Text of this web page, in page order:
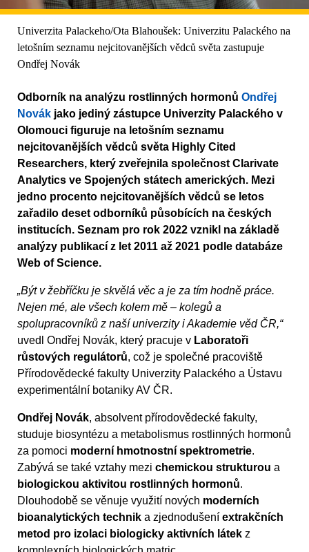
Univerzita Palackeho/Ota Blahoušek: Univerzitu Palackého na
letošním seznamu nejcitovanějších vědců světa zastupuje
Ondřej Novák
Odborník na analýzu rostlinných hormonů Ondřej
Novák jako jediný zástupce Univerzity Palackého v
Olomouci figuruje na letošním seznamu
nejcitovanějších vědců světa Highly Cited
Researchers, který zveřejnila společnost Clarivate
Analytics ve Spojených státech amerických. Mezi
jedno procento nejcitovanějších vědců se letos
zařadilo deset odborníků působících na českých
institucích. Seznam pro rok 2022 vznikl na základě
analýzy publikací z let 2011 až 2021 podle databáze
Web of Science.
„Být v žebříčku je skvělá věc a je za tím hodně práce.
Nejen mé, ale všech kolem mě – kolegů a
spolupracovníků z naší univerzity i Akademie věd ČR,“
uvedl Ondřej Novák, který pracuje v Laboratoři
růstových regulátorů, což je společné pracoviště
Přírodovědecké fakulty Univerzity Palackého a Ústavu
experimentální botaniky AV ČR.
Ondřej Novák, absolvent přírodovědecké fakulty,
studuje biosyntézu a metabolismus rostlinných hormonů
za pomoci moderní hmotnostní spektrometrie.
Zabývá se také vztahy mezi chemickou strukturou a
biologickou aktivitou rostlinných hormonů.
Dlouhodobě se věnuje využití nových moderních
bioanalytických technik a zjednodušení extrakčních
metod pro izolaci biologicky aktivních látek z